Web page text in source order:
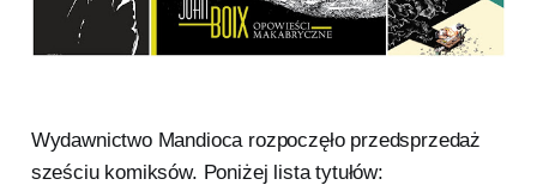
Wydawnictwo Mandioca rozpoczęło przedsprzedaż
sześciu komiksów. Poniżej lista tytułów: